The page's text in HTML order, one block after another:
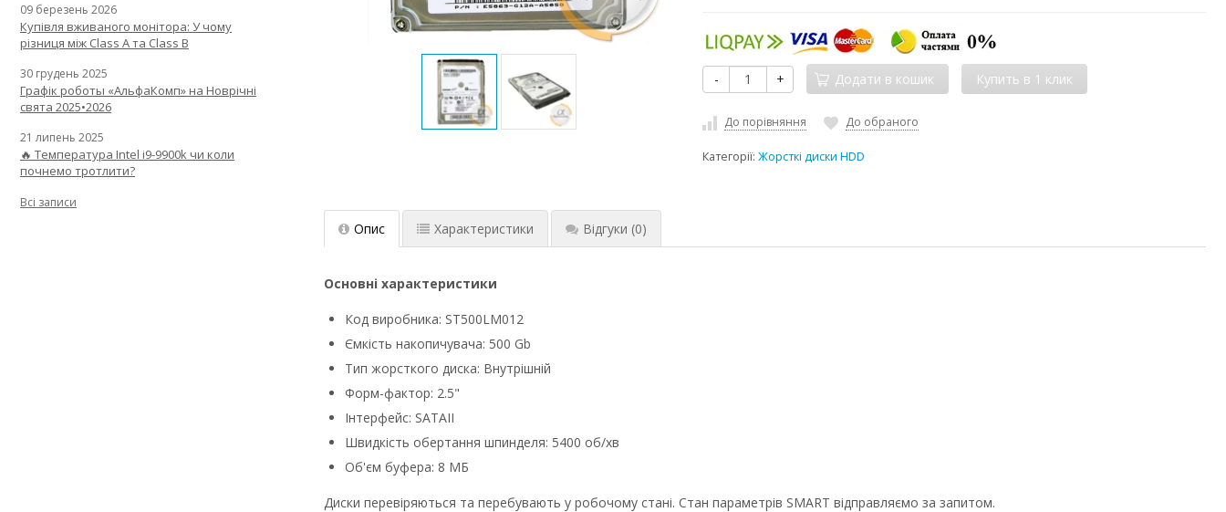
- + Додати в кошик
До порівняння До обраного
Категорії:Жорсткі диски HDD
Опис Характеристики Відгуки (0)
Основні характеристики
Код виробника: ST500LM012
Ємкість накопичувача: 500 Gb
Тип жорсткого диска: Внутрішній
Форм-фактор: 2.5"
Інтерфейс: SATAII
Швидкість обертання шпинделя: 5400 об/хв
Об'єм буфера: 8 МБ
Диски перевіряються та перебувають у робочому стані. Стан параметрів SMART відправляємо за запитом.
09 березень 2026
Купівля вживаного монітора: У чому
різниця між Class A та Class B
30 грудень 2025
Графік роботы «АльфаКомп» на Новрічні
свята 2025•2026
21 липень 2025
🔥 Температура Intel i9-9900k чи коли
почнемо тротлити?
Всі записи